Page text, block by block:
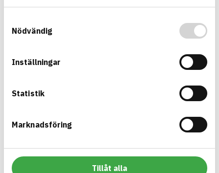
Nödvändig
Inställningar
Statistik
Marknadsföring
Tillåt alla
01704Asfalts- och
HEALTH AND ENVIRONMENTAL HAZARDS Information available
Information ej lämnad
Information ej lämnad
Information ej lämnad
Asfaltmassa ABb
Asfaltmassa
COMPANY